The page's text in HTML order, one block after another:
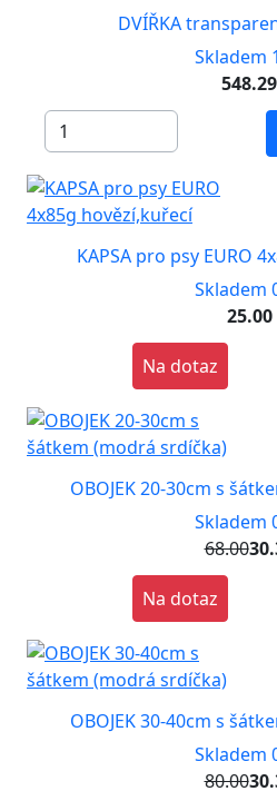
DVÍŘKA
Skladem
548.29
KAPSA pro psy EURO
Skladem
25.00
Na dotaz
OBOJEK 20-30cm s
Skladem
68.00
Na dotaz
OBOJEK 30-40cm s
Skladem
80.00